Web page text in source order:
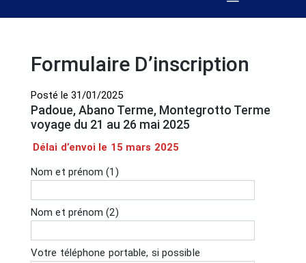
Formulaire D’inscription
Posté le 31/01/2025
Padoue, Abano Terme, Montegrotto Terme
voyage du 21 au 26 mai 2025
Délai d’envoi le 15 mars 2025
Nom et prénom (1)
Nom et prénom (2)
Votre téléphone portable, si possible